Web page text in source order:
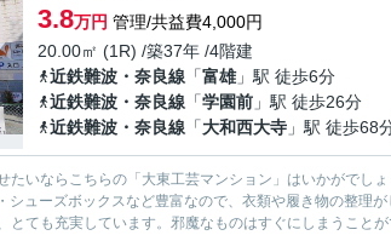
3.8万円 管理/共益費4,000円
20.00㎡ (1R) /築37年 /4階建
近鉄難波・奈良線 「富雄」駅 徒歩6分
近鉄難波・奈良線 「学園前 」駅 徒歩26分
近鉄難波・奈良線 「大和西大寺 」駅 徒歩68
たいならこちらの「大東工芸マンション」はいかがでし
シューズボックスなど豊富なので、衣類や履き物の整理
とても充実しています。邪魔なものはすぐにしまうこと